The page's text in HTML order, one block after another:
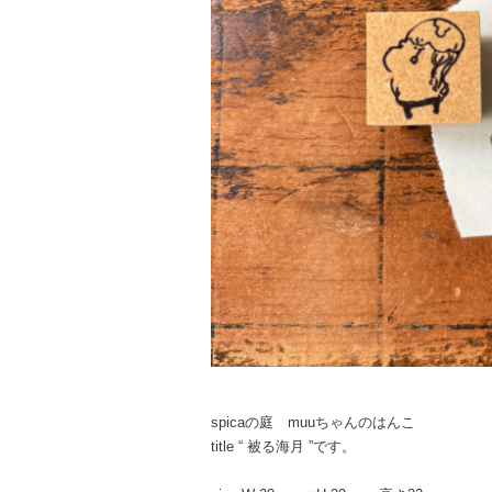
spicaの庭 muuちゃんのはんこ
title “ 被る海月 ”です。